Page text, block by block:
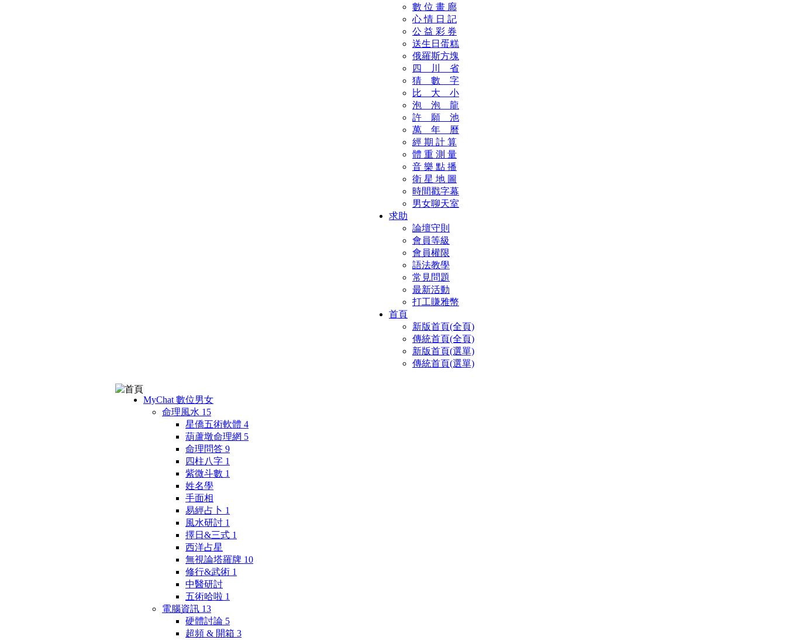
數 位 畫 廊
心 情 日 記
公 益 彩 券
送生日蛋糕
俄羅斯方塊
四 川 省
猜 數 字
比 大 小
泡 泡 龍
許 願 池
萬 年 曆
經 期 計 算
體 重 測 量
音 樂 點 播
衛 星 地 圖
時間戳字幕
男女聊天室
求助
論壇守則
會員等級
會員權限
語法教學
常見問題
最新活動
打工賺雅幣
首頁
新版首頁(全頁)
傳統首頁(全頁)
新版首頁(選單)
傳統首頁(選單)
MyChat 數位男女
命理風水 15
星僑五術軟體 4
葫蘆墩命理網 5
命理問答 9
四柱八字 1
紫微斗數 1
姓名學
手面相
易經占卜 1
風水研討 1
擇日&三式 1
西洋占星
無視論塔羅牌 10
修行&武術 1
中醫研討
五術哈啦 1
電腦資訊 13
硬體討論 5
超頻 & 開箱 3